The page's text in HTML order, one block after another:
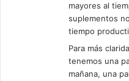
mayores al
suplementos
tiempo
Para más
tenemos una
mañana, una